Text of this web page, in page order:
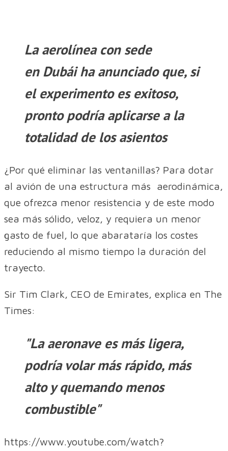
La aerolínea con sede
en Dubái ha anunciado que, si
el experimento es exitoso,
pronto podría aplicarse a la
totalidad de los asientos
¿Por qué eliminar las ventanillas? Para dotar
al avión de una estructura más aerodinámica,
que ofrezca menor resistencia y de este modo
sea más sólido, veloz, y requiera un menor
gasto de fuel, lo que abarataría los costes
reduciendo al mismo tiempo la duración del
trayecto.
Sir Tim Clark, CEO de Emirates, explica en The
Times:
"La aeronave es más ligera,
podría volar más rápido, más
alto y quemando menos
combustible"
https://www.youtube.com/watch?